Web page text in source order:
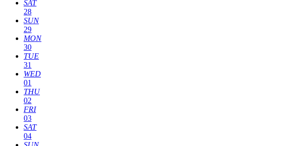
SAT
28
SUN
29
MON
30
TUE
31
WED
01
THU
02
FRI
03
SAT
04